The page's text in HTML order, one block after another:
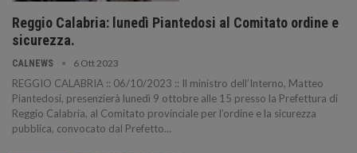
Reggio Calabria: lunedì Piantedosi al Comitato ordine e
sicurezza.
CALNEWS 6 Ott 2023
REGGIO CALABRIA :: 06/10/2023 :: Il ministro dell’Interno, Matteo
Piantedosi, presenzierà lunedì 9 ottobre alle 15 presso la Prefettura di
Reggio Calabria, al Comitato provinciale per l’ordine e la sicurezza
pubblica, convocato dal Prefetto…